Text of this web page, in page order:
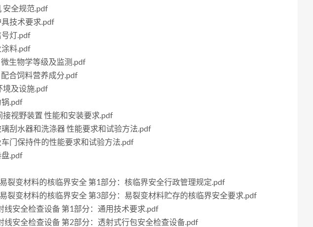
安全规范.pdf
技术要求.pdf
灯.pdf
料.pdf
生物学等级及监测.pdf
合饲料营养成分.pdf
境及设施.pdf
.pdf
视野装置 性能和安装要求.pdf
刮水器和洗涤器 性能要求和试验方法.pdf
门保持件的性能要求和试验方法.pdf
.pdf
裂变材料的核临界安全 第1部分：核临界安全行政管理规定.pdf
裂变材料的核临界安全 第3部分：易裂变材料贮存的核临界安全要求.pdf
线安全检查设备 第1部分：通用技术要求.pdf
线安全检查设备 第2部分：透射式行包安全检查设备.pdf